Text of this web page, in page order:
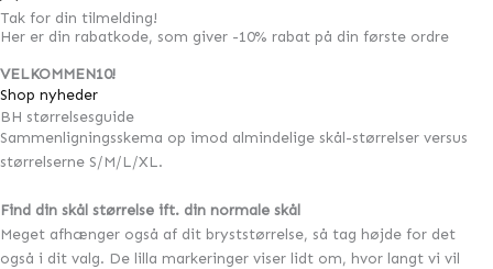
Tak for din tilmelding!
Her er din rabatkode, som giver -10% rabat på din første ordre
VELKOMMEN10!
Shop nyheder
BH størrelsesguide
Sammenligningsskema op imod almindelige skål-størrelser versus
størrelserne S/M/L/XL.
Find din skål størrelse ift. din normale skål
Meget afhænger også af dit bryststørrelse, så tag højde for det
også i dit valg. De lilla markeringer viser lidt om, hvor langt vi vil